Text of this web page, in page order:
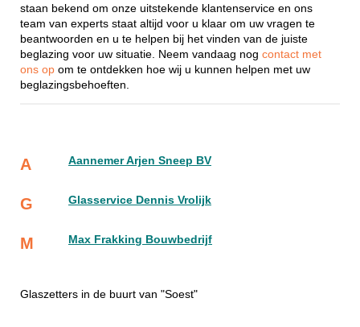
staan bekend om onze uitstekende klantenservice en ons
team van experts staat altijd voor u klaar om uw vragen te
beantwoorden en u te helpen bij het vinden van de juiste
beglazing voor uw situatie. Neem vandaag nog contact met
ons op om te ontdekken hoe wij u kunnen helpen met uw
beglazingsbehoeften.
A Aannemer Arjen Sneep BV
G Glasservice Dennis Vrolijk
M Max Frakking Bouwbedrijf
Glaszetters in de buurt van "Soest"